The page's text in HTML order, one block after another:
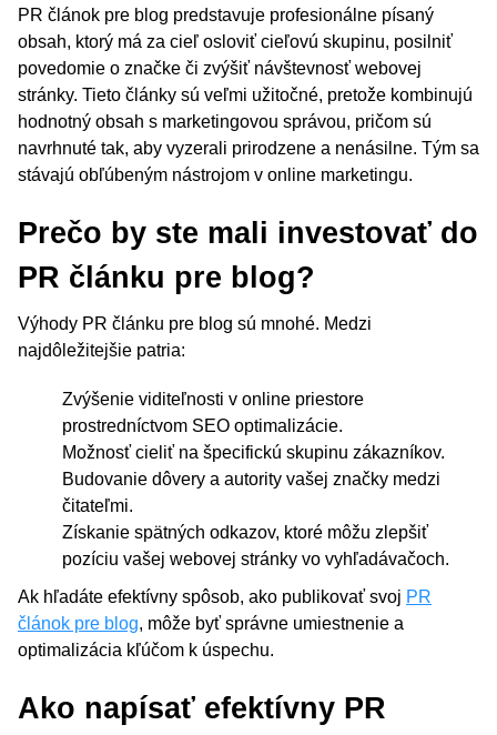
PR článok pre blog predstavuje profesionálne písaný
obsah, ktorý má za cieľ osloviť cieľovú skupinu, posilniť
povedomie o značke či zvýšiť návštevnosť webovej
stránky. Tieto články sú veľmi užitočné, pretože kombinujú
hodnotný obsah s marketingovou správou, pričom sú
navrhnuté tak, aby vyzerali prirodzene a nenásilne. Tým sa
stávajú obľúbeným nástrojom v online marketingu.
Prečo by ste mali investovať do
PR článku pre blog?
Výhody PR článku pre blog sú mnohé. Medzi
najdôležitejšie patria:
Zvýšenie viditeľnosti v online priestore
prostredníctvom SEO optimalizácie.
Možnosť cieliť na špecifickú skupinu zákazníkov.
Budovanie dôvery a autority vašej značky medzi
čitateľmi.
Získanie spätných odkazov, ktoré môžu zlepšiť
pozíciu vašej webovej stránky vo vyhľadávačoch.
Ak hľadáte efektívny spôsob, ako publikovať svoj PR
článok pre blog, môže byť správne umiestnenie a
optimalizácia kľúčom k úspechu.
Ako napísať efektívny PR